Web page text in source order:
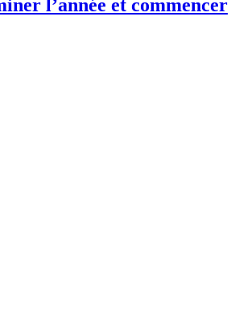
l’année et commencer